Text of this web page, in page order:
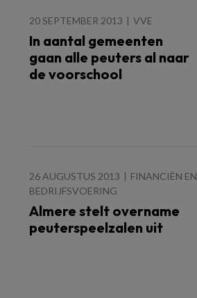
20 SEPTEMBER 2013 VVE
In aantal gemeenten
gaan alle peuters al naar
de voorschool
26 AUGUSTUS 2013
FINANCIËN EN
BEDRIJFSVOERING
Almere stelt overname
peuterspeelzalen uit